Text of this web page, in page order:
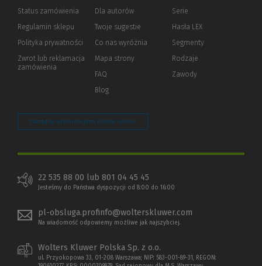
Status zamówienia
Regulamin sklepu
Polityka prywatności (Nowe
(Link
innej
Zwrot lub reklamacja
zamówienia
Dla autorów(Nowe
(Link
innej
strony)
Twoje sugestie
Co nas wyróżnia
Mapa strony
FAQ
Blog
Serie
Hasła LEX
Segmenty
Rodzaje
Zawody
Zarządzaj preferencjami plików cookie
22 535 88 00 lub 801 04 45 45
Jesteśmy do Państwa dyspozycji od 8:00 do 16:00
pl-obsluga.profinfo@wolterskluwer.com
Na wiadomość odpowiemy możliwe jak najszybciej.
Wolters Kluwer Polska Sp. z o.o.
ul. Przyokopowa 33, 01-208 Warszawa; NIP: 583-001-89-31, REGON: